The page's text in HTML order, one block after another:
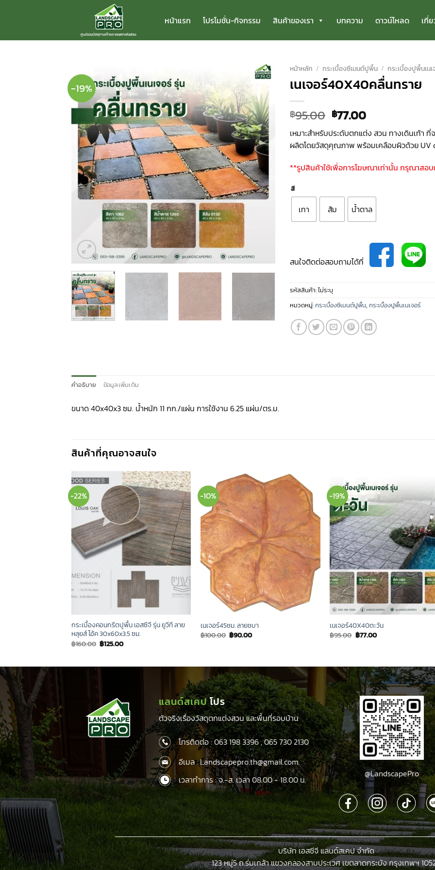
เนื้อหา
หน้าแรก โปรโมชั่น-กิจกรรม สินค้าของเรา บทความ ดาวน์โหลด เกี่
-19%
หน้าหลัก / กระเบื้องซีเมนต์ปูพื้น / กระเบื้องปูพื้นเน
เนเจอร์40X40คลื่นทราย
฿95.00 Original
price
was:
฿95.00.
฿77.00Current
price
is:
฿77.00.
เหมาะสำหรับประดับตกแต่ง สวน ทางเดินเท้า
ผลิตโดยวัสดุคุณภาพ พร้อมเคลือบผิวด้วย UV
**รูปสินค้าใช้เพื่อการโฆษณาเท่านั้น กรุณาสอ
สี
เทา ส้ม น้ำตาล
สนใจติดต่อสอบถามได้ที่
รหัสสินค้า:ไม่ระบุ
หมวดหมู่:กระเบื้องซีเมนต์ปูพื้น, กระเบื้องปูพื้นเนเจอร์
คำอธิบาย ข้อมูลเพิ่มเติม
ขนาด 40x40x3 ซม. น้ำหนัก 11 กก./แผ่น การใช้งาน 6.25 แผ่น/ตร.ม.
สินค้าที่คุณอาจสนใจ
-22%
กระเบื้องคอนกรีตปูพื้น เอสซีจี รุ่น ยูวีที ลาย
หลุยส์ โอ้ค 30x60x3.5 ซม.
฿160.00 Original
price
฿125.00Current
-10%
เนเจอร์45ซม. ลายชบา
฿100.00 Original
price
฿90.00Current
-19%
เนเจอร์40X40ตะวัน
฿95.00 Original
price
฿77.00Current
แลนด์สเคปโปร
ตัวจริงเรื่องวัสดุตกแต่งสวน และพื้นที่รอบบ้าน
โทรติดต่อ :063 198 3396,065 730 2130
อีเมล : Landscapepro.th@gmail.com
เวลาทำการ : จ.-ส. เวลา 08.00 - 18.00 น.
@LandscapePro
บริษัท เอสซีจี แลนด์สเคป จำกัด
123 หมู่5 ถ.ร่มเกล้า แขวงคลองสามประเวศ เขตลาดกระบัง กรุงเทพฯ